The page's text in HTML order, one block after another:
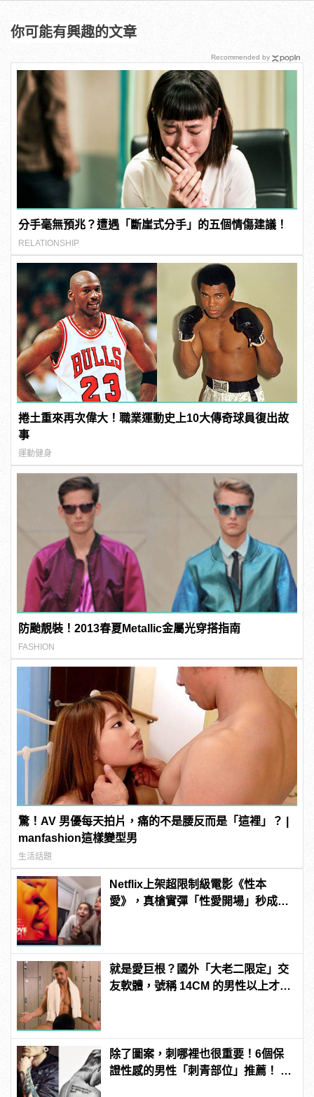
你可能有興趣的文章
分手毫無預兆？遭遇「斷崖式分手」的五個情傷建議！
RELATIONSHIP
捲土重來再次偉大！職業運動史上10大傳奇球員復出故
事
運動健身
防颱靚裝！2013春夏Metallic金屬光穿搭指南
FASHION
驚！AV 男優每天拍片，痛的不是腰反而是「這裡」？ |
manfashion這樣變型男
生活話題
Netflix上架超限制級電影《性本
愛》，真槍實彈「性愛開場」秒成網
就是愛巨根？國外「大老二限定」交
友軟體，號稱 14CM 的男性以上才給
除了圖案，刺哪裡也很重要！6個保
證性感的男性「刺青部位」推薦！ |
Recommended by